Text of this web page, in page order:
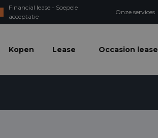
Financial lease - Soepele
acceptatie
Onze services
Kopen Lease Occasion lease